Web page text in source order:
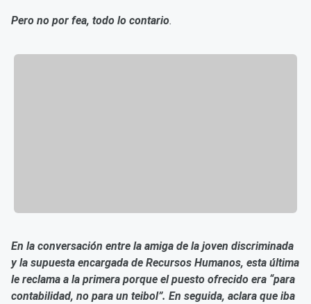
Pero no por fea, todo lo contario.
En la conversación entre la amiga de la joven discriminada
y la supuesta encargada de Recursos Humanos, esta última
le reclama a la primera porque el puesto ofrecido era “para
contabilidad, no para un teibol”. En seguida, aclara que iba